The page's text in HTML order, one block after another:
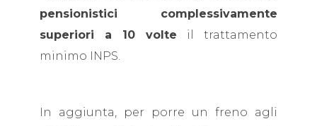
pensionistici complessivamente
superiori a 10 volte il trattamento
minimo INPS.
In aggiunta, per porre un freno agli